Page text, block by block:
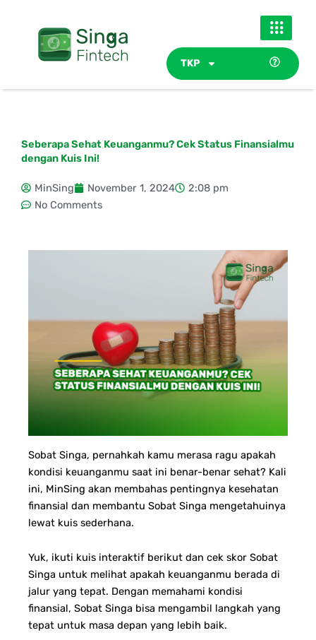
TKP
Seberapa Sehat Keuanganmu? Cek Status Finansialmu
dengan Kuis Ini!
MinSing November 1, 2024
2:08 pm
No Comments
Sobat Singa, pernahkah kamu merasa ragu apakah
kondisi keuanganmu saat ini benar-benar sehat? Kali
ini, MinSing akan membahas pentingnya kesehatan
finansial dan membantu Sobat Singa mengetahuinya
lewat kuis sederhana.
Yuk, ikuti kuis interaktif berikut dan cek skor Sobat
Singa untuk melihat apakah keuanganmu berada di
jalur yang tepat. Dengan memahami kondisi
finansial, Sobat Singa bisa mengambil langkah yang
tepat untuk masa depan yang lebih baik.